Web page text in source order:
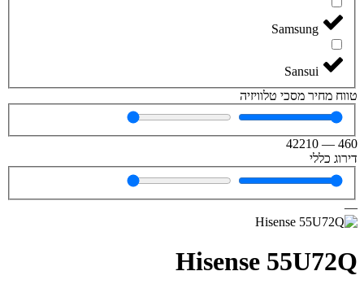
Samsung
Sansui
טווח מחיר מסכי טלוויזיה
460
—
42210
דירוג כללי
—
Hisense 55U72Q